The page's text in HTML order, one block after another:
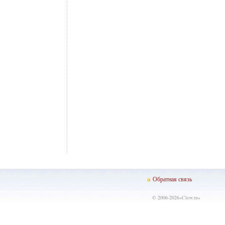
Обратная связь
© 2006-2026«Clow.ru»